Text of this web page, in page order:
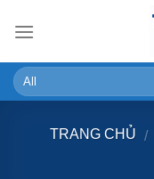
TRANG CHỦ /